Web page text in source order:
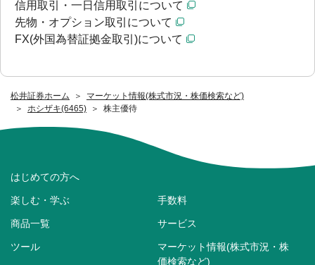
松井証券ホーム
マーケット情報(株式市況・株価検索など)
ホシザキ(6465)
株主優待
信用取引・一日信用取引について
先物・オプション取引について
FX(外国為替証拠金取引)について
はじめての方へ
楽しむ・学ぶ 手数料
商品一覧 サービス
ツール
マーケット情報(株式市況・株
価検索など)